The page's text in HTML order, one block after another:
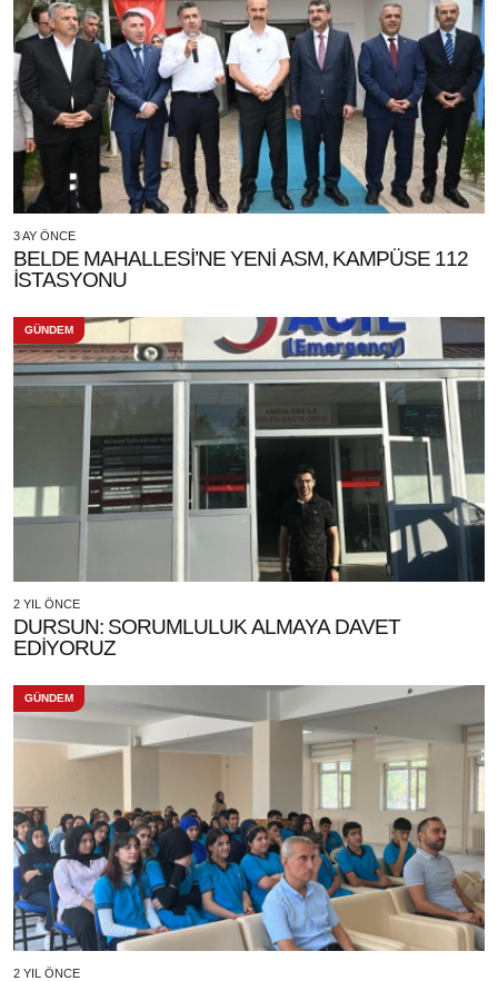
3 AY ÖNCE
BELDE MAHALLESİ’NE YENİ ASM, KAMPÜSE 112
İSTASYONU
GÜNDEM
2 YIL ÖNCE
DURSUN: SORUMLULUK ALMAYA DAVET
EDİYORUZ
GÜNDEM
2 YIL ÖNCE